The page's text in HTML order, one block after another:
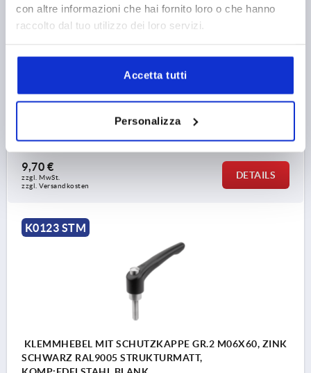
con altre informazioni che hai fornito loro o che hanno
raccolto dal tuo utilizzo dei loro servizi.
Accetta tutti
Personalizza
GEWINDE=M6
GEWINDELÄNGE=50
B=9,5
GRIFFLÄNGE=65
GRIFFLÄNGE=74,5
H=32 H1=6,5
H2=17,5
9,70 €
zzgl. MwSt.
zzgl. Versandkosten
DETAILS
K0123 STM
KLEMMHEBEL MIT SCHUTZKAPPE GR.2 M06X60, ZINK
SCHWARZ RAL9005 STRUKTURMATT,